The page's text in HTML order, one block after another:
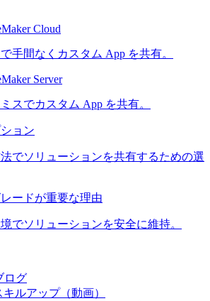
Cloud
手間なくカスタム App を共有。
Server
スでカスタム App を共有。
ョン
でソリューションを共有するための選
ードが重要な理由
でソリューションを安全に維持。
ログ
キルアップ（動画）